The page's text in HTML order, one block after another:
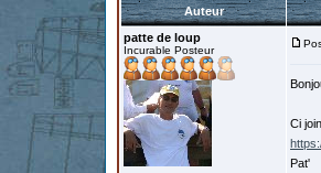
Auteur
patte de loup
Incurable Posteur
Ci
Pat'